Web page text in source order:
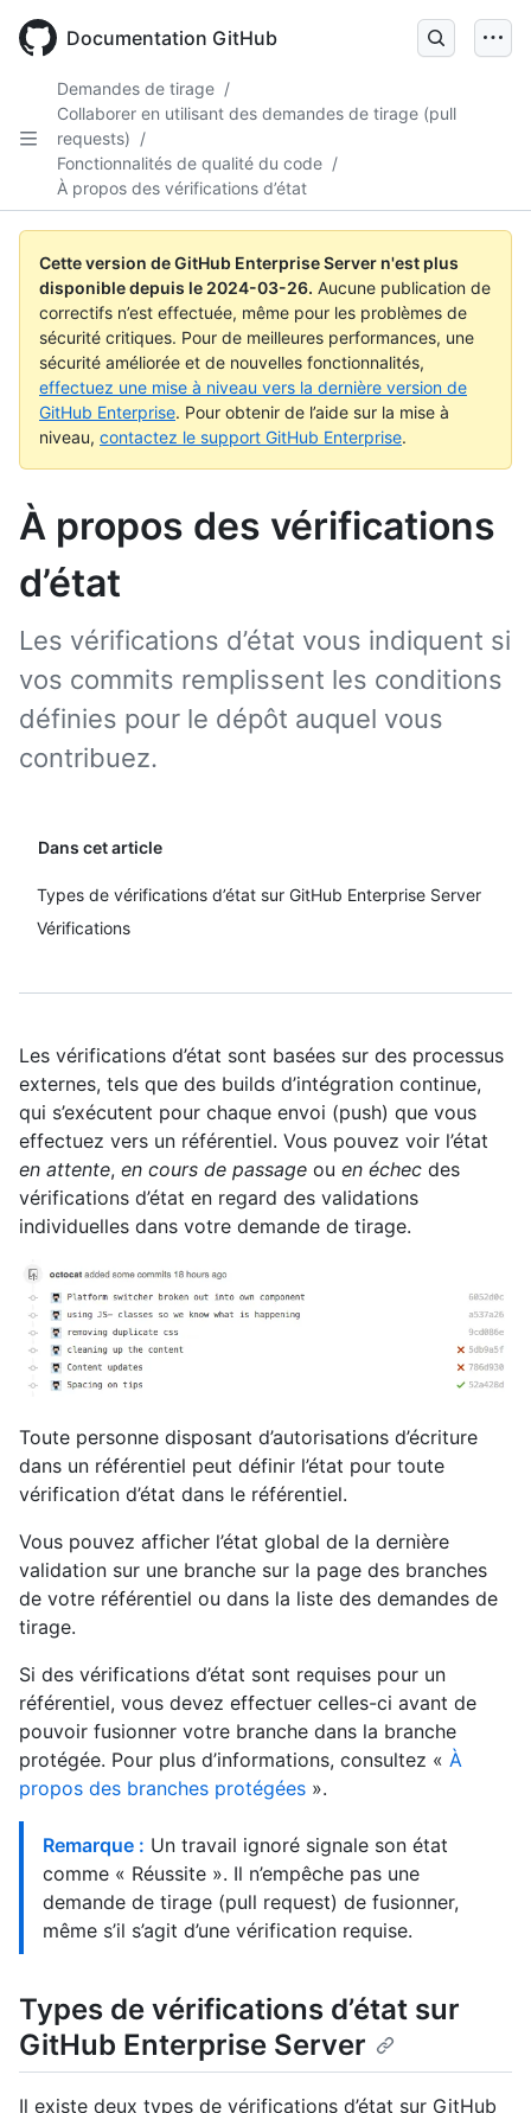
main
Documentation GitHub
Demandes de tirage /
Collaborer en utilisant des demandes de tirage (pull
requests) /
Fonctionnalités de qualité du code /
À propos des vérifications d’état
Cette version de GitHub Enterprise Server n'est plus
disponible depuis le 2024-03-26. Aucune publication de
correctifs n’est effectuée, même pour les problèmes de
sécurité critiques. Pour de meilleures performances, une
sécurité améliorée et de nouvelles fonctionnalités,
effectuez une mise à niveau vers la dernière version de
GitHub Enterprise. Pour obtenir de l’aide sur la mise à
niveau, contactez le support GitHub Enterprise.
À propos des vérifications
d’état
Les vérifications d’état vous indiquent si
vos commits remplissent les conditions
définies pour le dépôt auquel vous
contribuez.
Dans cet article
Types de vérifications d’état sur GitHub Enterprise Server
Vérifications
Les vérifications d’état sont basées sur des processus
externes, tels que des builds d’intégration continue,
qui s’exécutent pour chaque envoi (push) que vous
effectuez vers un référentiel. Vous pouvez voir l’état
en attente, en cours de passage ou en échec des
vérifications d’état en regard des validations
individuelles dans votre demande de tirage.
Toute personne disposant d’autorisations d’écriture
dans un référentiel peut définir l’état pour toute
vérification d’état dans le référentiel.
Vous pouvez afficher l’état global de la dernière
validation sur une branche sur la page des branches
de votre référentiel ou dans la liste des demandes de
tirage.
Si des vérifications d’état sont requises pour un
référentiel, vous devez effectuer celles-ci avant de
pouvoir fusionner votre branche dans la branche
protégée. Pour plus d’informations, consultez « À
propos des branches protégées ».
Remarque : Un travail ignoré signale son état
comme « Réussite ». Il n’empêche pas une
demande de tirage (pull request) de fusionner,
même s’il s’agit d’une vérification requise.
Types de vérifications d’état sur
GitHub Enterprise Server
Il existe deux types de vérifications d’état sur GitHub